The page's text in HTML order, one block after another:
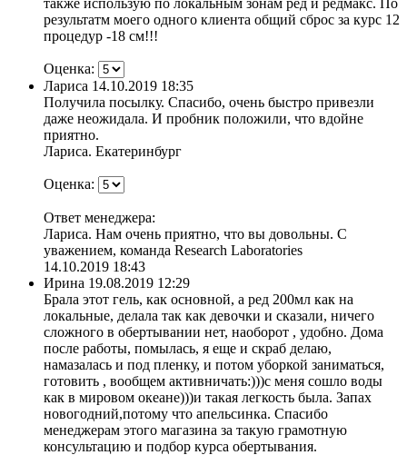
результатм моего одного клиента общий сброс за курс 12
процедур -18 см!!!
Оценка:
Лариса 14.10.2019 18:35
Получила посылку. Спасибо, очень быстро привезли
даже неожидала. И пробник положили, что вдойне
приятно.
Лариса. Екатеринбург
Оценка:
Ответ менеджера:
Лариса. Нам очень приятно, что вы довольны. С
уважением, команда Research Laboratories
14.10.2019 18:43
Ирина 19.08.2019 12:29
Брала этот гель, как основной, а ред 200мл как на
локальные, делала так как девочки и сказали, ничего
сложного в обертывании нет, наоборот , удобно. Дома
после работы, помылась, я еще и скраб делаю,
намазалась и под пленку, и потом уборкой заниматься,
готовить , вообщем активничать:)))с меня сошло воды
как в мировом океане)))и такая легкость была. Запах
новогодний,потому что апельсинка. Спасибо
менеджерам этого магазина за такую грамотную
консультацию и подбор курса обертывания.